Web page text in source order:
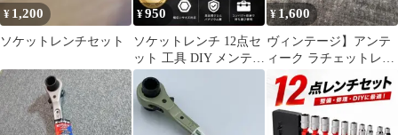
¥ 1,200
ソケットレンチセット
¥950
ソケットレンチ 12点セ
ット 工具 DIY メンテナ
ンス 車整備 家具組み立
て
¥1,600
ヴィンテージ】アンテ
ィーク ラチェットレン
チ レッド インダストリ
アル 工具